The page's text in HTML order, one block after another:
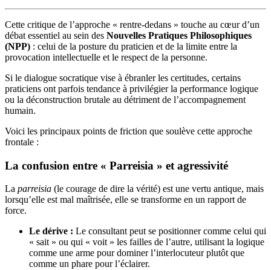
Cette critique de l’approche « rentre-dedans » touche au cœur d’un
débat essentiel au sein des Nouvelles Pratiques Philosophiques
(NPP) : celui de la posture du praticien et de la limite entre la
provocation intellectuelle et le respect de la personne.
Si le dialogue socratique vise à ébranler les certitudes, certains
praticiens ont parfois tendance à privilégier la performance logique
ou la déconstruction brutale au détriment de l’accompagnement
humain.
Voici les principaux points de friction que soulève cette approche
frontale :
La confusion entre « Parreisia » et agressivité
La parreisia (le courage de dire la vérité) est une vertu antique, mais
lorsqu’elle est mal maîtrisée, elle se transforme en un rapport de
force.
Le dérive : Le consultant peut se positionner comme celui qui
« sait » ou qui « voit » les failles de l’autre, utilisant la logique
comme une arme pour dominer l’interlocuteur plutôt que
comme un phare pour l’éclairer.